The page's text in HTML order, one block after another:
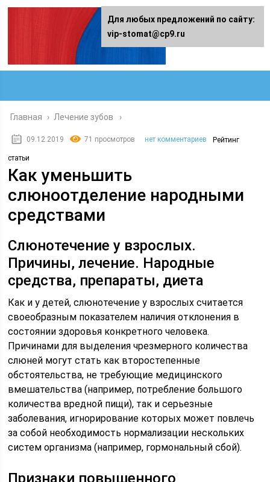
Главная › Лечение зубов
09.12.2019 71 просмотров нет комментариев Рейтинг
статьи
Как уменьшить
слюноотделение народными
средствами
Слюнотечение у взрослых.
Причины, лечение. Народные
средства, препараты, диета
Как и у детей, слюнотечение у взрослых считается
своеобразным показателем наличия отклонения в
состоянии здоровья конкретного человека.
Причинами для выделения чрезмерного количества
слюней могут стать как второстепенные
обстоятельства, не требующие медицинского
вмешательства (например, потребление большого
количества вредной пищи), так и серьезные
заболевания, игнорирование которых может повлечь
за собой необходимость нормализации нескольких
систем организма (например, гормональный сбой).
Признаки повышенного
Для любых предложений по сайту:
vip-stomat@cp9.ru